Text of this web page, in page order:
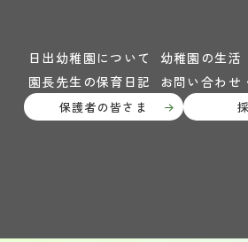
日出幼稚園について 幼稚園の生活
園長先生の保育日記
お問い合わせ
保護者の皆さま